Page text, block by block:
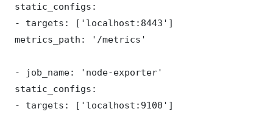
static_configs:
- targets: ['localhost:8443']
metrics_path: '/metrics'
- job_name: 'node-exporter'
static_configs:
- targets: ['localhost:9100']